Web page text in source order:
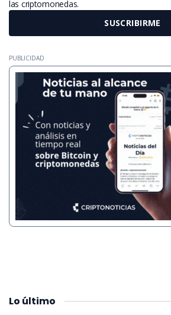
las criptomonedas.
SUSCRIBIRME
PUBLICIDAD
Lo último